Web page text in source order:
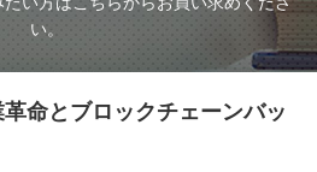
い。
命とブロックチェーンバッ